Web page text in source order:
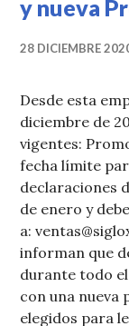
y nueva
28 DICIEMBRE
Desde esta
diciembre de
vigentes:
fecha límite
declaraciones
de enero y
a:
informan que
durante todo
con una nueva
elegidos para